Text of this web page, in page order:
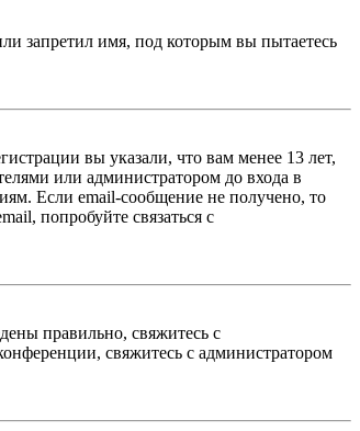
запретил имя, под которым вы пытаетесь
вы указали, что вам менее 13 лет,
или администратором до входа в
Если email-сообщение не получено, то
попробуйте связаться с
правильно, свяжитесь с
свяжитесь с администратором